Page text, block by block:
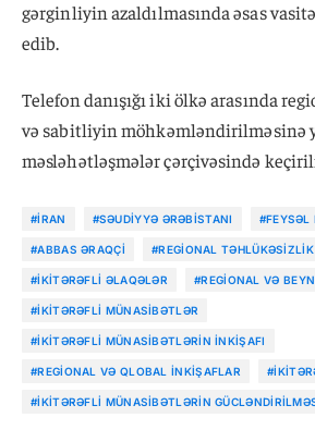
gərginliyin azaldılmasında əsas
edib.
Telefon danışığı iki ölkə arasında
və sabitliyin möhkəmləndirilməsinə
məsləhətləşmələr çərçivəsində
#İRAN #SƏUDIYYƏ ƏRƏBISTANI #FEYSƏL
#ABBAS ƏRAQÇI #REGIONAL TƏHLÜKƏSIZLIK
#İKITƏRƏFLI ƏLAQƏLƏR #REGIONAL VƏ
#İKITƏRƏFLI MÜNASIBƏTLƏR
#İKITƏRƏFLI MÜNASIBƏTLƏRIN INKIŞAFI
#REGIONAL VƏ QLOBAL INKIŞAFLAR
#IKITƏRƏFLI MÜNASIBƏTLƏRIN